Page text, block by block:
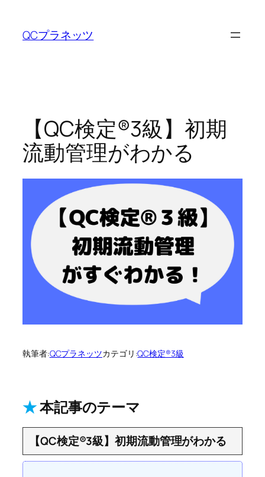
QCプラネッツ
【QC検定®3級】初期
流動管理がわかる
執筆者:QCプラネッツカテゴリ:QC検定®3級
★本記事のテーマ
【QC検定®3級】初期流動管理がわかる